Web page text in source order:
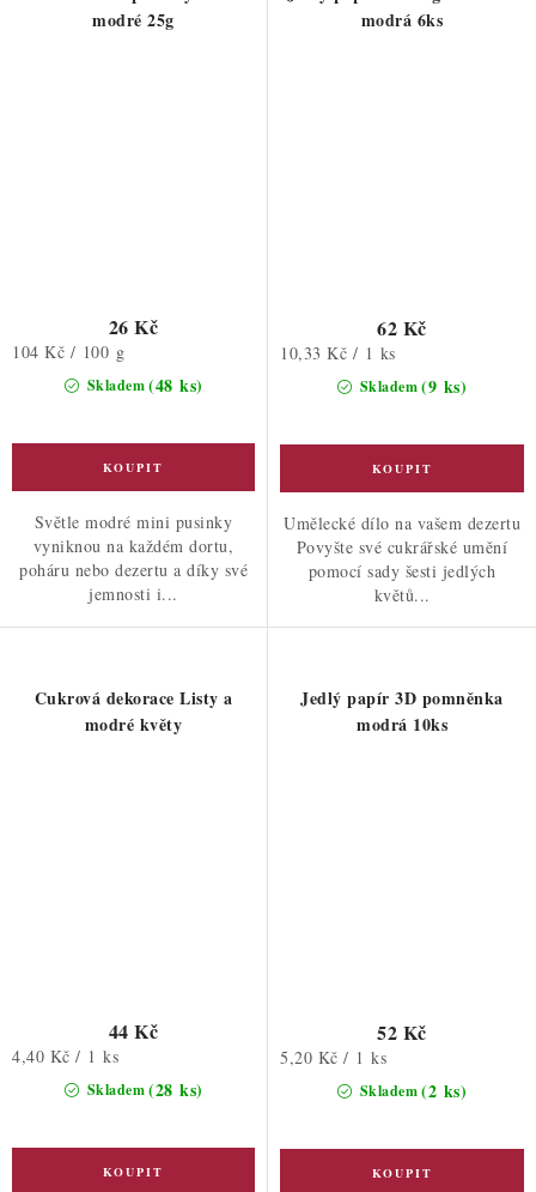
modré 25g
Skladem(48 ks)
26 Kč
Měrná
104 Kč / 100 g
Světle modré mini pusinky
vyniknou na každém dortu,
poháru nebo dezertu a díky své
jemnosti i...
modrá 6ks
Skladem(9 ks)
62 Kč
Měrná
10,33 Kč / 1 ks
Umělecké dílo na vašem dezertu
Povyšte své cukrářské umění
pomocí sady šesti jedlých
květů...
Cukrová dekorace Listy a
modré květy
Skladem(28 ks)
44 Kč
Měrná
4,40 Kč / 1 ks
Jedlý papír 3D pomněnka
modrá 10ks
Skladem(2 ks)
52 Kč
Měrná
5,20 Kč / 1 ks